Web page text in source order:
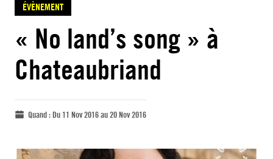
ÉVÈNEMENT
« No land’s song » à
Chateaubriand
Quand :Du 11 Nov 2016 au 20 Nov 2016